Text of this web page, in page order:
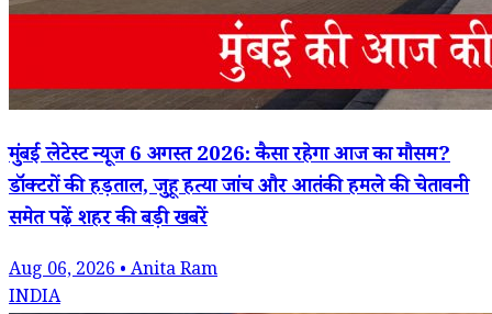
मुंबई लेटेस्ट न्यूज 6 अगस्त 2026: कैसा रहेगा आज का मौसम?
डॉक्टरों की हड़ताल, जुहू हत्या जांच और आतंकी हमले की चेतावनी
समेत पढ़ें शहर की बड़ी खबरें
Aug 06, 2026 • Anita Ram
INDIA